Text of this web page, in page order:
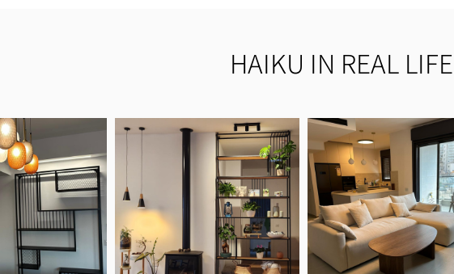
HAIKU IN REAL LIFE